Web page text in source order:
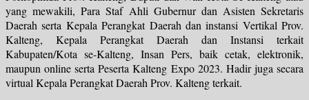
yang mewakili, Para Staf Ahli Gubernur dan Asisten Sekretaris
Daerah serta Kepala Perangkat Daerah dan instansi Vertikal Prov.
Kalteng, Kepala Perangkat Daerah dan Instansi terkait
Kabupaten/Kota se-Kalteng, Insan Pers, baik cetak, elektronik,
maupun online serta Peserta Kalteng Expo 2023. Hadir juga secara
virtual Kepala Perangkat Daerah Prov. Kalteng terkait.